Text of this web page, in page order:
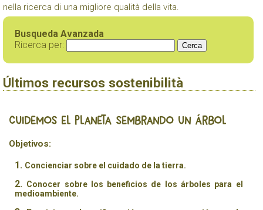
nella ricerca di una migliore qualità della vita.
Busqueda Avanzada
Ricerca per:
Últimos recursos sostenibilità
Cuidemos el planeta sembrando un árbol
Objetivos:
Concienciar sobre el cuidado de la tierra.
Conocer sobre los beneficios de los árboles para el
medioambiente.